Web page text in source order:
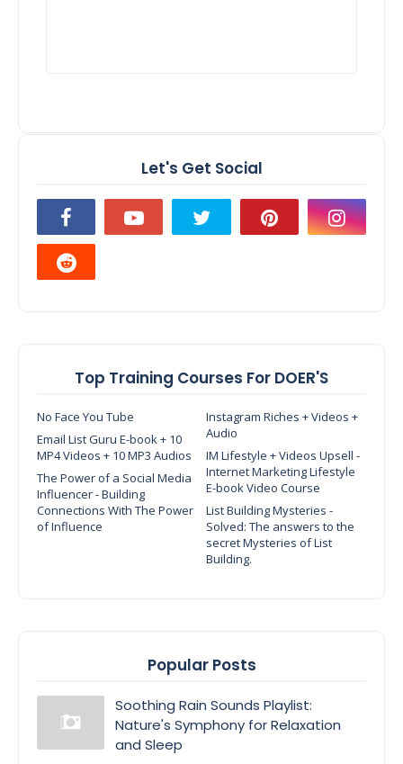
Let's Get Social
Top Training Courses For DOER'S
No Face You Tube
Instagram Riches + Videos +
Audio
Email List Guru E-book + 10
MP4 Videos + 10 MP3 Audios
IM Lifestyle + Videos Upsell -
Internet Marketing Lifestyle
E-book Video Course
The Power of a Social Media
Influencer - Building
Connections With The Power
of Influence
List Building Mysteries -
Solved: The answers to the
secret Mysteries of List
Building.
Popular Posts
Soothing Rain Sounds Playlist:
Nature's Symphony for Relaxation
and Sleep